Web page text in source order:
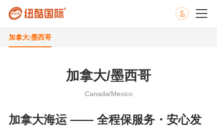
加拿大/墨西哥
加拿大/墨西哥
Canada/Mexico
加拿大海运 —— 全程保服务・安心发